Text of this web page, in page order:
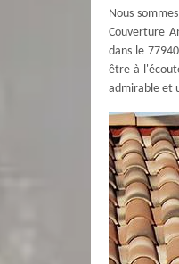
Nous
Couverture
dans le
être à
admirable et